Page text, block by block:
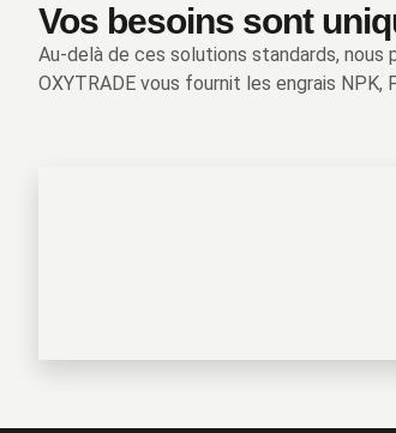
Vos besoins sont
Au-delà de ces solutions standards, nous
OXYTRADE vous fournit les engrais